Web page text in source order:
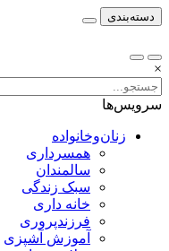
دسته‌بندی
×
سرویس‌ها
زنان‌وخانواده
همسرداری
سالمندان
سبک زندگی
خانه داری
فرزندپروری
آموزش آشپزی